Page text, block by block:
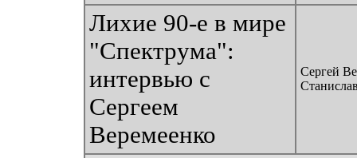
Лихие 90-е в мире
"Спектрума":
интервью с
Сергеем
Веремеенко
Сергей